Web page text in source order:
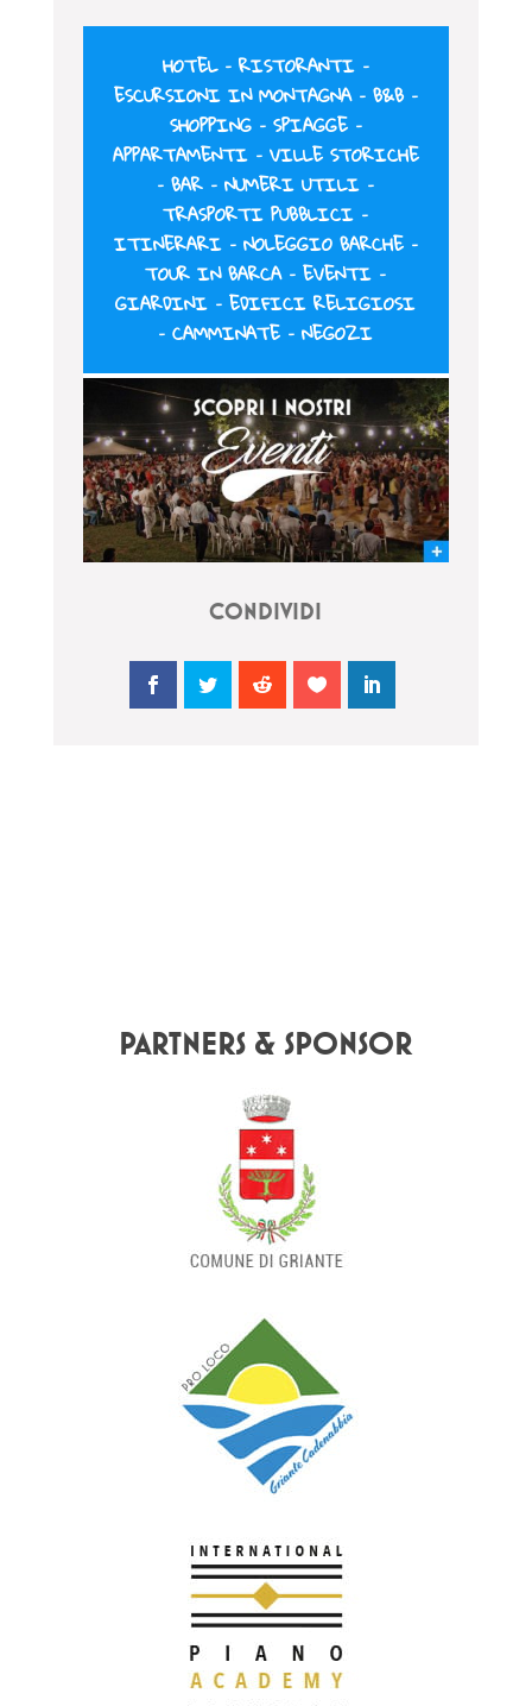
HOTEL– RISTORANTI–
ESCURSIONI IN MONTAGNA– B&B–
SHOPPING– SPIAGGE–
APPARTAMENTI– VILLE STORICHE
–BAR –NUMERI UTILI –
TRASPORTI PUBBLICI –
ITINERARI– NOLEGGIO BARCHE–
TOUR IN BARCA–EVENTI –
GIARDINI –EDIFICI RELIGIOSI
–CAMMINATE –NEGOZI
CONDIVIDI
PARTNERS & SPONSOR